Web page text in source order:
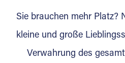
DAS SIND WIR
Sie brauchen mehr Platz?
kleine und große
Verwahrung des